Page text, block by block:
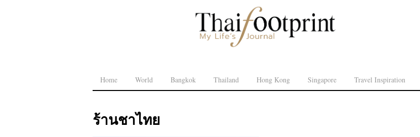
Home World Bangkok Thailand Hong Kong Singapore Travel Inspiration
ร้านชาไทย